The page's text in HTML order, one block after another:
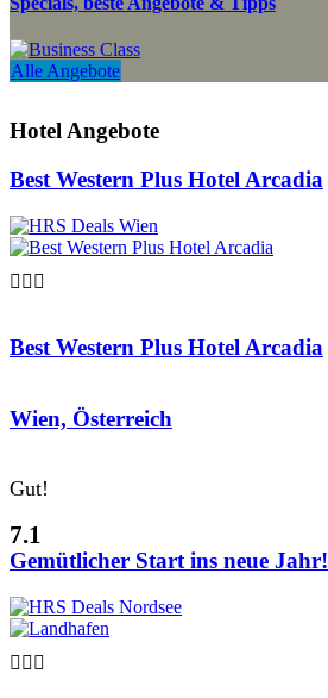
Alle Angebote
Hotel Angebote
Best Western Plus Hotel Arcadia

Best Western Plus Hotel Arcadia
Wien, Österreich
Gut!
7.1
Gemütlicher Start ins neue Jahr!
